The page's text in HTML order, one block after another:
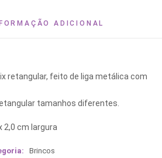
ADICIONAL
retangular, feito de liga metálica com
tamanhos diferentes.
2,0 cm largura
Brincos